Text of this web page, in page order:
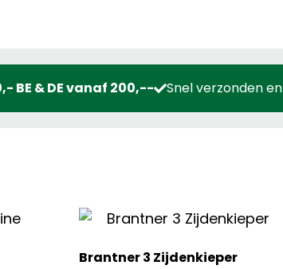
BE & DE vanaf 200,-- Snel verzonden en
Brantner 3 Zijdenkieper